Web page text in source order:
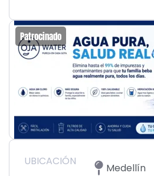
Patrocinado
UBICACIÓN
Medellín